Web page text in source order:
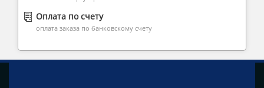
Оплата по счету
оплата заказа по банковскому счету